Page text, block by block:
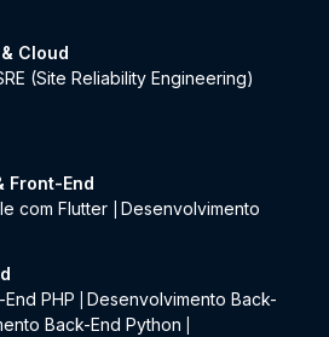
Cloud
(Site Reliability Engineering)
Front-End
com Flutter
Desenvolvimento
PHP
Desenvolvimento Back-
Back-End Python